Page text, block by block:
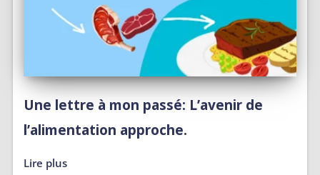
Une lettre à mon passé: L’avenir de
l’alimentation approche.
Lire plus